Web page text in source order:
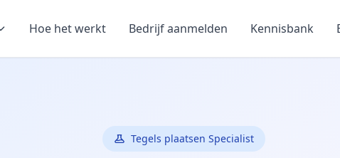
Hoe het werkt Bedrijf aanmelden Kennisbank
Tegels plaatsen Specialist